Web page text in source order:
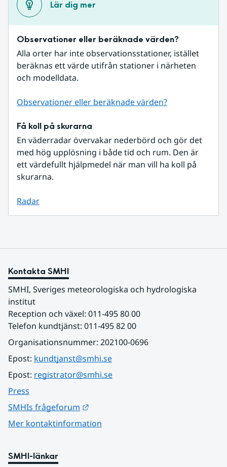
Lär dig mer
Observationer eller beräknade värden?
Alla orter har inte observationsstationer, istället
beräknas ett värde utifrån stationer i närheten
och modelldata.
Observationer eller beräknade värden?
Få koll på skurarna
En väderradar övervakar nederbörd och gör det
med hög upplösning i både tid och rum. Den är
ett värdefullt hjälpmedel när man vill ha koll på
skurarna.
Radar
Kontakta SMHI
SMHI, Sveriges meteorologiska och hydrologiska
institut
Reception och växel: 011-495 80 00
Telefon kundtjänst: 011-495 82 00
Organisationsnummer: 202100-0696
Epost: kundtjanst@smhi.se
Epost: registrator@smhi.se
Press
SMHIs frågeforum
Mer kontaktinformation
SMHI-länkar